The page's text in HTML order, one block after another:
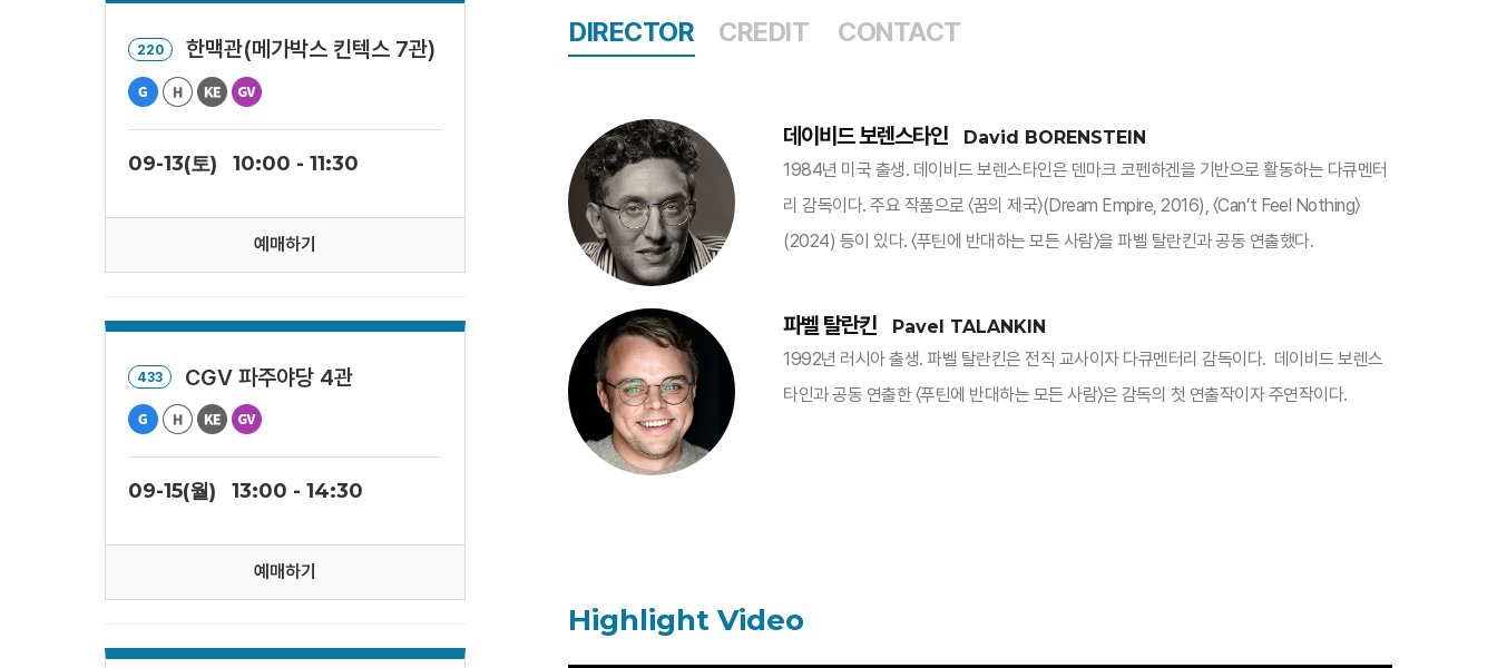
DIRECTOR CREDIT CONTACT
데이비드 보렌스타인
David BORENSTEIN
1984년 미국 출생. 데이비드 보렌스타인은 덴마크 코펜하겐을 기반으로 활동하는 다큐멘터
리 감독이다. 주요 작품으로 〈꿈의 제국〉(Dream Empire, 2016), 〈Can’t Feel Nothing〉
(2024) 등이 있다. 〈푸틴에 반대하는 모든 사람〉을 파벨 탈란킨과 공동 연출했다.
파벨 탈란킨
Pavel TALANKIN
1992년 러시아 출생. 파벨 탈란킨은 전직 교사이자 다큐멘터리 감독이다. 데이비드 보렌스
타인과 공동 연출한 〈푸틴에 반대하는 모든 사람〉은 감독의 첫 연출작이자 주연작이다.
Highlight Video
220 한맥관(메가박스 킨텍스 7관)
09-13(토) 10:00 - 11:30
예매하기
433 CGV 파주야당 4관
09-15(월) 13:00 - 14:30
예매하기